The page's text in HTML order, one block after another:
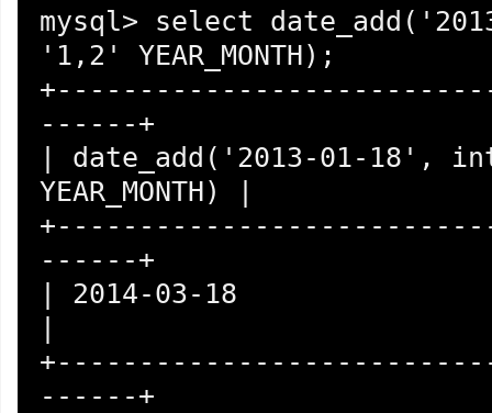
mysql> select
'1,2' YEAR_MONTH);
------+
| date_add('2013-01-18',
YEAR_MONTH) |
------+
| 2014-03-18
|
------+